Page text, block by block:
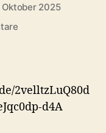
Oktober 2025
zu
/
Atomic
2velltzLuQ80d
d4A